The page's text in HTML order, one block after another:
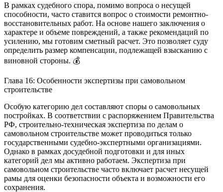
В рамках судебного спора, помимо вопроса о несущей
способности, часто ставится вопрос о стоимости ремонтно-
восстановительных работ. На основе нашего заключения о
характере и объеме повреждений, а также рекомендаций по
усилению, мы готовим сметный расчет. Это позволяет суду
определить размер компенсации, подлежащей взысканию с
виновной стороны. 💰
Глава 16: Особенности экспертизы при самовольном
строительстве
Особую категорию дел составляют споры о самовольных
постройках. В соответствии с распоряжением Правительства
РФ, строительно-техническая экспертиза по делам о
самовольном строительстве может проводиться только
государственными судебно-экспертными организациями.
Однако в рамках досудебной подготовки и для иных
категорий дел мы активно работаем. Экспертиза при
самовольном строительстве часто включает расчет несущей
рамы для оценки безопасности объекта и возможности его
сохранения.